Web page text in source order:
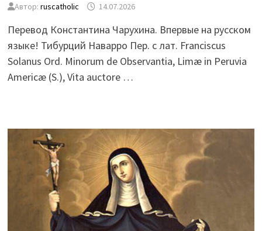
Автор:ruscatholic 14.07.2026
Перевод Константина Чарухина. Впервые на русском
языке! Тибурций Наварро Пер. с лат. Franciscus
Solanus Ord. Minorum de Observantia, Limæ in Peruvia
Americæ (S.), Vita auctore …